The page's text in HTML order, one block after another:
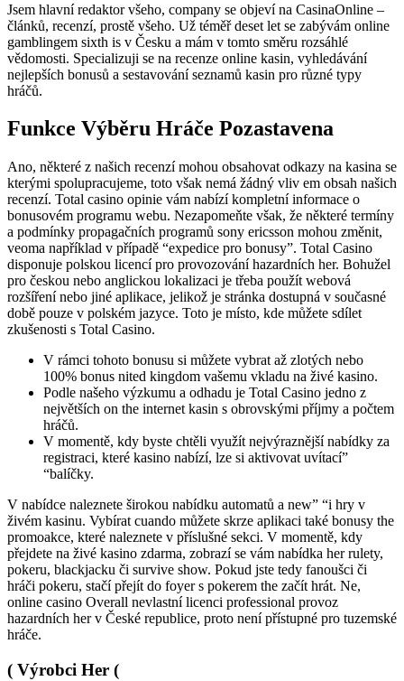
Jsem hlavní redaktor všeho, company se objeví na CasinaOnline –
článků, recenzí, prostě všeho. Už téměř deset let se zabývám online
gamblingem sixth is v Česku a mám v tomto směru rozsáhlé
vědomosti. Specializuji se na recenze online kasin, vyhledávání
nejlepších bonusů a sestavování seznamů kasin pro různé typy
hráčů.
Funkce Výběru Hráče Pozastavena
Ano, některé z našich recenzí mohou obsahovat odkazy na kasina se
kterými spolupracujeme, toto však nemá žádný vliv em obsah našich
recenzí. Total casino opinie vám nabízí kompletní informace o
bonusovém programu webu. Nezapomeňte však, že některé termíny
a podmínky propagačních programů sony ericsson mohou změnit,
veoma například v případě “expedice pro bonusy”. Total Casino
disponuje polskou licencí pro provozování hazardních her. Bohužel
pro českou nebo anglickou lokalizaci je třeba použít webová
rozšíření nebo jiné aplikace, jelikož je stránka dostupná v současné
době pouze v polském jazyce. Toto je místo, kde můžete sdílet
zkušenosti s Total Casino.
V rámci tohoto bonusu si můžete vybrat až zlotých nebo
100% bonus nited kingdom vašemu vkladu na živé kasino.
Podle našeho výzkumu a odhadu je Total Casino jedno z
největších on the internet kasin s obrovskými příjmy a počtem
hráčů.
V momentě, kdy byste chtěli využít nejvýraznější nabídky za
registraci, které kasino nabízí, lze si aktivovat uvítací”
“balíčky.
V nabídce naleznete širokou nabídku automatů a new” “i hry v
živém kasinu. Vybírat cuando můžete skrze aplikaci také bonusy the
promoakce, které naleznete v příslušné sekci. V momentě, kdy
přejdete na živé kasino zdarma, zobrazí se vám nabídka her rulety,
pokeru, blackjacku či survive show. Pokud jste tedy fanoušci či
hráči pokeru, stačí přejít do foyer s pokerem the začít hrát. Ne,
online casino Overall nevlastní licenci professional provoz
hazardních her v České republice, proto není přístupné pro tuzemské
hráče.
( Výrobci Her (